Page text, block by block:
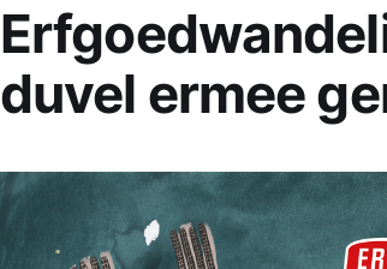
duvel ermee